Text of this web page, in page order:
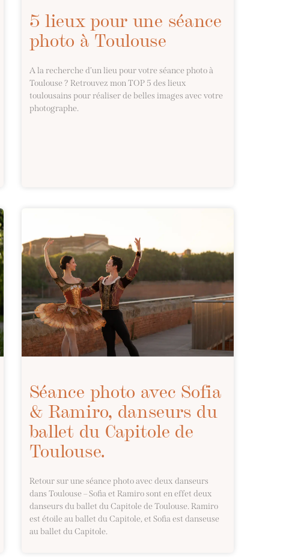
5 lieux pour une séance
photo à Toulouse
A la recherche d’un lieu pour votre séance photo à
Toulouse ? Retrouvez mon TOP 5 des lieux
toulousains pour réaliser de belles images avec votre
photographe.
Séance photo avec Sofia
& Ramiro, danseurs du
ballet du Capitole de
Toulouse.
Retour sur une séance photo avec deux danseurs
dans Toulouse – Sofia et Ramiro sont en effet deux
danseurs du ballet du Capitole de Toulouse. Ramiro
est étoile au ballet du Capitole, et Sofia est danseuse
au ballet du Capitole.